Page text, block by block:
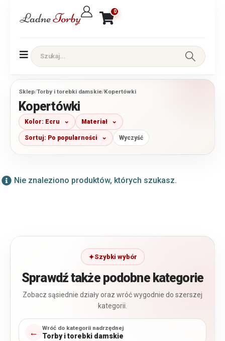
0
Sklep/Torby i torebki damskie/Kopertówki
Kopertówki
Kolor: Ecru Materiał
Sortuj: Po popularności Wyczyść
Nie znaleziono produktów, których szukasz.
Szybki wybór
Sprawdź także podobne kategorie
Zobacz sąsiednie działy oraz wróć wygodnie do szerszej
kategorii.
← Wróć do kategorii nadrzędnej
Torby i torebki damskie